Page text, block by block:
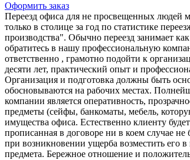
Оформить заказ
Переезд офиса для не просвещенных людей
только в столице за год по статистике
производства". Обычно переезд занимает
обратитесь в нашу профессиональную
ответственно , грамотно подойти к
десяти лет, практический опыт и
Организация и подготовка должны быть
обосновываются на рабочих местах.
компании является оперативность,
предметы (сейфы, банкоматы, мебель,
имущества офиса. Естественно клиенту
прописанная в договоре ни в коем случае
при возникновении ущерба возместить его
предмета. Бережное отношение и